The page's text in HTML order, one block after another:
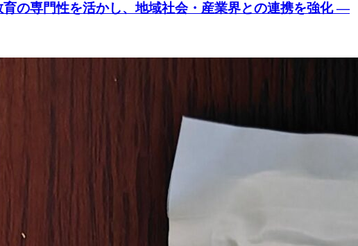
の専門性を活かし、地域社会・産業界との連携を強化 ―